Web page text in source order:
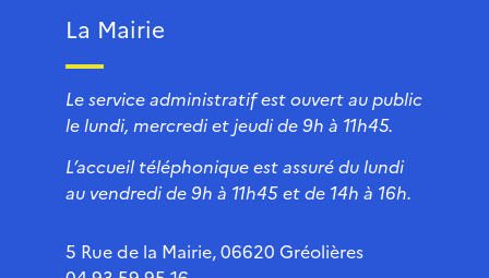
La Mairie
Le service administratif est ouvert au public
le lundi, mercredi et jeudi de 9h à 11h45.
L’accueil téléphonique est assuré du lundi
au vendredi de 9h à 11h45 et de 14h à 16h.
5 Rue de la Mairie, 06620 Gréolières